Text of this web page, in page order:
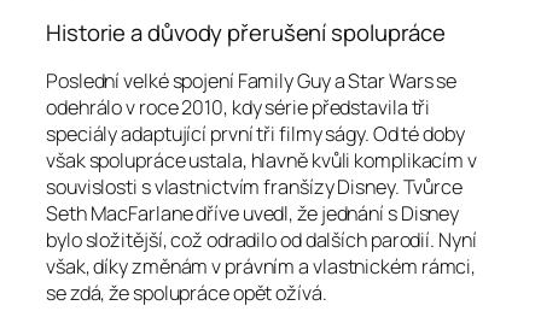
Historie a důvody přerušení spolupráce
Poslední velké spojení Family Guy a Star Wars se
odehrálo v roce 2010, kdy série představila tři
speciály adaptující první tři filmy ságy. Od té doby
však spolupráce ustala, hlavně kvůli komplikacím v
souvislosti s vlastnictvím franšízy Disney. Tvůrce
Seth MacFarlane dříve uvedl, že jednání s Disney
bylo složitější, což odradilo od dalších parodií. Nyní
však, díky změnám v právním a vlastnickém rámci,
se zdá, že spolupráce opět ožívá.